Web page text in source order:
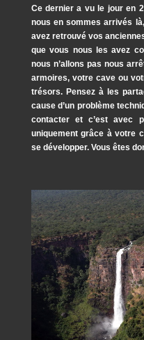
Ce dernier a vu le jour en
nous en sommes arrivés
avez retrouvé vos
que vous nous les avez
nous n’allons pas nous
armoires, votre cave ou
trésors. Pensez à les
cause d’un problème
contacter et c’est avec
uniquement grâce à votre
se développer. Vous êtes